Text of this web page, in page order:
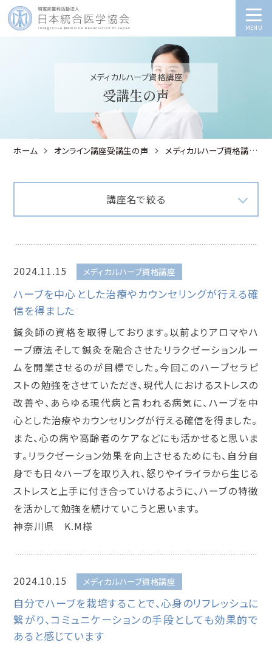
MENU
メディカルハーブ資格講座
受講生の声
ホーム オンライン講座受講生の声 メディカルハーブ資格講座
講座名で絞る
2024.11.15 メディカルハーブ資格講座
ハーブを中心とした治療やカウンセリングが行える確
信を得ました
鍼灸師の資格を取得しております。以前よりアロマやハ
ーブ療法そして鍼灸を融合させたリラクゼーションルー
ムを開業させるのが目標でした。今回このハーブセラピ
ストの勉強をさせていただき、現代人におけるストレスの
改善や、あらゆる現代病と言われる病気に、ハーブを中
心とした治療やカウンセリングが行える確信を得ました。
また、心の病や高齢者のケアなどにも活かせると思いま
す。リラクゼーション効果を向上させるためにも、自分自
身でも日々ハーブを取り入れ、怒りやイライラから生じる
ストレスと上手に付き合っていけるように、ハーブの特徴
を活かして勉強を続けていこうと思います。
神奈川県 K.M様
2024.10.15 メディカルハーブ資格講座
自分でハーブを栽培することで、心身のリフレッシュに
繋がり、コミュニケーションの手段としても効果的で
あると感じています